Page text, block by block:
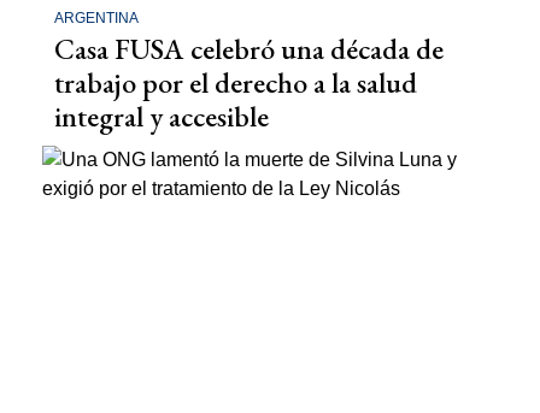
ARGENTINA
Casa FUSA celebró una década de
trabajo por el derecho a la salud
integral y accesible